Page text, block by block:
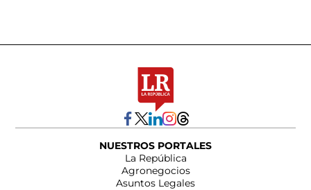
NUESTROS PORTALES
La República
Agronegocios
Asuntos Legales